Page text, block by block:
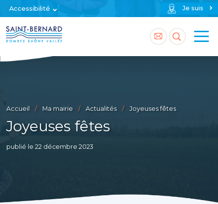
Accessibilité Je suis
Accéder
à
contact
Accéder
à
Accueil Ma mairie Actualités Joyeuses fêtes
Joyeuses fêtes
publié le 22 décembre 2023